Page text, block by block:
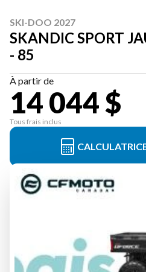
SKI-DOO 2027
SKANDIC SPORT
- 85
À partir de
14 044 $
Tous frais inclus